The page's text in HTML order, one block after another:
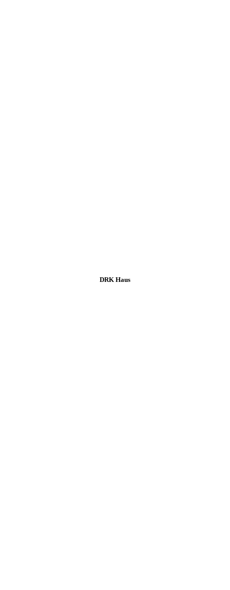
DRK Haus